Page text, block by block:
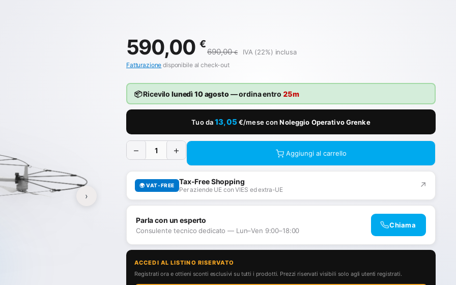
›
590,00 €
690,00€ IVA (22%) inclusa
Fatturazione disponibile al check-out
📦 Ricevilo lunedì 10 agosto— ordina entro 25m
Tuo da13,05€/mese conNoleggio Operativo Grenke
− + Aggiungi al carrello
🌍 VAT-FREE Tax-Free Shopping
Per aziende UE con VIES ed extra-UE ↗
Parla con un esperto
Consulente tecnico dedicato — Lun–Ven 9:00–18:00
Chiama
ACCEDI AL LISTINO RISERVATO
Registrati ora e ottieni sconti esclusivi su tutti i prodotti. Prezzi riservati visibili solo agli utenti registrati.